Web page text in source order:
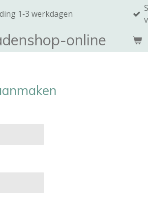
online
van 7,50 of